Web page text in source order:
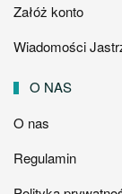
Załóż konto
Wiadomości
O NAS
O nas
Regulamin